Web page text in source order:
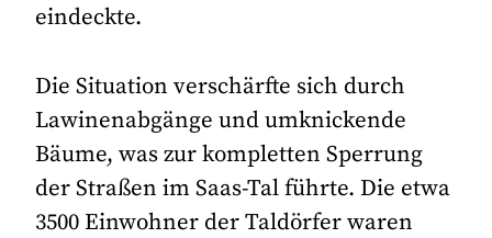
eindeckte.
Die Situation verschärfte sich durch
Lawinenabgänge und umknickende
Bäume, was zur kompletten Sperrung
der Straßen im Saas-Tal führte. Die etwa
3500 Einwohner der Taldörfer waren